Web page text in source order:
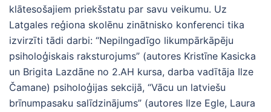
klātesošajiem priekšstatu par savu veikumu. Uz
Latgales reģiona skolēnu zinātnisko konferenci tika
izvirzīti tādi darbi: “Nepilngadīgo likumpārkāpēju
psiholoģiskais raksturojums” (autores Kristīne Kasicka
un Brigita Lazdāne no 2.AH kursa, darba vadītāja Ilze
Čamane) psiholoģijas sekcijā, “Vācu un latviešu
brīnumpasaku salīdzinājums” (autores Ilze Egle, Laura